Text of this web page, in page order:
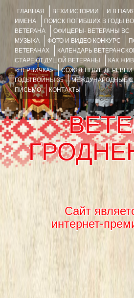
ГЛАВНАЯ ВЕХИ ИСТОРИИ
И В
ИМЕНА
ПОИСК ПОГИБШИХ В ГОДЫ
ВЕТЕРАНА
ОФИЦЕРЫ- ВЕТЕРАНЫ ВС
МУЗЫКА
ФОТО И ВИДЕО КОНКУРС
ВЕТЕРАНАХ
КАЛЕНДАРЬ
СТАРЕЮТ ДУШОЙ ВЕТЕРАНЫ
КАК
«ПЕРВИЧКА»
СОЖЖЁННЫЕ ДЕРЕВНИ
ГОДЫ ВОЙНЫ 35
МЕЖДУНАРОДНЫЕ
ПИСЬМО
КОНТАКТЫ
Сайт
интернет-